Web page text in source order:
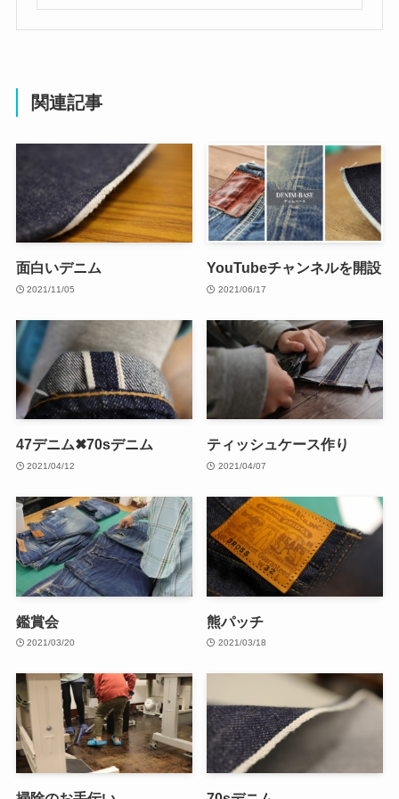
関連記事
面白いデニム
2021/11/05
YouTubeチャンネルを開設
2021/06/17
47デニム✖70sデニム
2021/04/12
ティッシュケース作り
2021/04/07
鑑賞会
2021/03/20
熊パッチ
2021/03/18